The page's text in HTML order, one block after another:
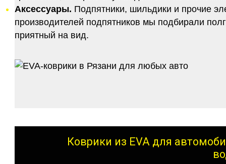
Аксессуары. Подпятники, шильдики и прочие
производителей подпятников мы подбирали
приятный на вид.
Коврики из EVA для